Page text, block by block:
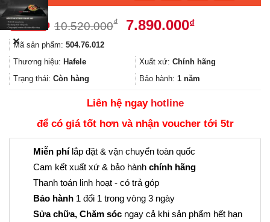
10.520.000₫
Giá
10.520.000₫.
7.890.000₫Giá
là:
7.890.000₫.
Mã sản phẩm: 504.76.012
Thương hiệu: Hafele Xuất xứ: Chính hãng
Trạng thái: Còn hàng Bảo hành: 1 năm
Liên hệ ngay hotline
để có giá tốt hơn và nhận voucher tới 5tr
Miễn phílắp đặt & vận chuyển toàn quốc
Cam kết xuất xứ & bảo hành chính hãng
Thanh toán linh hoạt - có trả góp
Bảo hành 1 đổi 1 trong vòng 3 ngày
Sửa chữa, Chăm sóc ngay cả khi sản phẩm hết hạn
✕